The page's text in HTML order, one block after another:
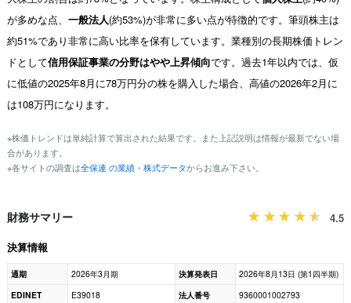
が多めな点、 一般法人(約53%)が非常に多い点が特徴的です。筆頭株主は
約51%であり非常に高い比率を保有しています。業種別の長期株価トレン
ドとして信用保証事業の分野はやや上昇傾向です。過去1年以内では、仮
に低値の2025年8月に78万円分の株を購入した場合、高値の2026年2月に
は108万円になります。
※株価トレンドは単純計算で算出された結果です。また上記説明は情報が最新でない場
合があります。
※各サイトの調査は全保連 の業績・株式データからお進み下さい。
財務サマリー
4.5
決算情報
通期 2026年3月期 決算発表日
2026年8月13日 (第1四半期)
EDINET
E39018 法人番号 9360001002793